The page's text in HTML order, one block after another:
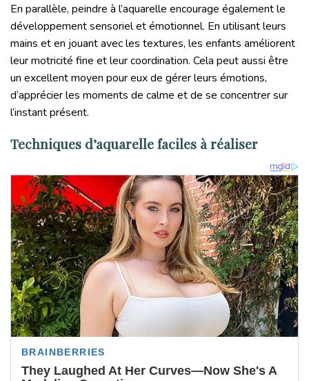
En parallèle, peindre à l’aquarelle encourage également le
développement sensoriel et émotionnel. En utilisant leurs
mains et en jouant avec les textures, les enfants améliorent
leur motricité fine et leur coordination. Cela peut aussi être
un excellent moyen pour eux de gérer leurs émotions,
d’apprécier les moments de calme et de se concentrer sur
l’instant présent.
Techniques d’aquarelle faciles à réaliser